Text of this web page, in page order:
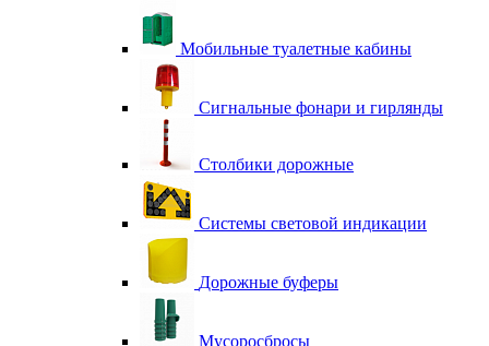
Мобильные туалетные кабины
Сигнальные фонари и гирлянды
Столбики дорожные
Системы световой индикации
Дорожные буферы
Мусоросбросы